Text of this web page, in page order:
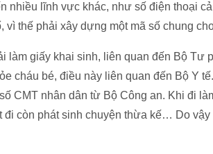
nhiều lĩnh vực khác, như số điện thoại
thế phải xây dựng một mã số chung
làm giấy khai sinh, liên quan đến Bộ Tư
cháu bé, điều này liên quan đến Bộ Y
CMT nhân dân từ Bộ Công an. Khi đi
còn phát sinh chuyện thừa kế… Do vậy